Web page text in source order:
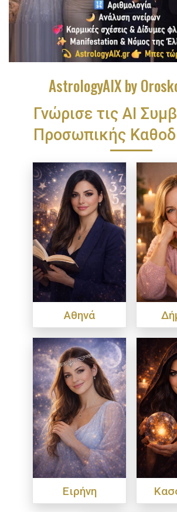
AstrologyAIX by
Γνώρισε τις ΑΙ
Προσωπικής
Αθηνά
Ειρήνη